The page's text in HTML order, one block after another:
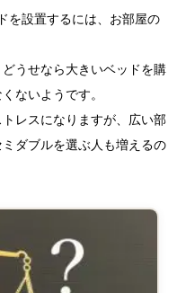
を設置するには、お部屋の
うせなら大きいベッドを購
ないようです。
レスになりますが、広い部
ダブルを選ぶ人も増えるの